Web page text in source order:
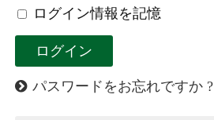
ログイン情報を記憶
パスワードをお忘れですか ?